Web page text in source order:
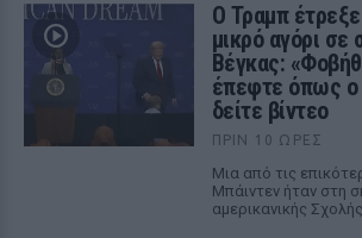
Ο Τραμπ
μικρό αγόρι σε
Βέγκας:
έπεφτε όπως ο
δείτε βίντεο
ΠΡΙΝ 10 ΏΡΕΣ
Μια από τις
Μπάιντεν ήταν στη
αμερικανικής